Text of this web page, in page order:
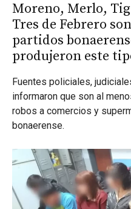
Moreno, Merlo,
Tres de Febrero
partidos
produjeron este
Fuentes policiales,
informaron que son al
robos a comercios y
bonaerense.